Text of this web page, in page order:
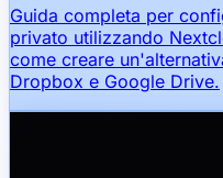
Guida completa per
privato utilizzando
come creare
Dropbox e Google Drive.